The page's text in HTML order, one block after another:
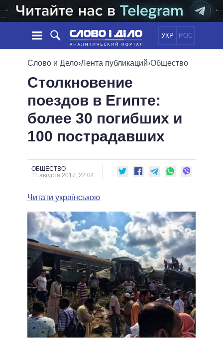
УКР РОС
НОВОСТИ
ЛЕНТА
СОБЫТИЯ
СТАТЬИ
ОБЗОРЫ
ДАЙДЖЕСТЫ
ПОЛИТИКА
ЭКОНОМИКА
ОБЩЕСТВО
ОБЕЩАНИЯ
ПОЛИТИКИ
ВСЕ ПОЛИТИКИ
ПРЕЗИДЕНТ И ОФИС
ВЕРХОВНАЯ РАДА
КАБИНЕТ МИНИСТРОВ
МЭРЫ
ВСЕ ПЕРСОНЫ
ПОДДЕРЖАТЬ
СРАВНЕНИЕ ПОЛИТИКОВ
Слово и Дело›Лента публикаций›Общество
Столкновение
поездов в Египте:
более 30 погибших и
100 пострадавших
ОБЩЕСТВО
11 августа 2017, 22:04
Читати українською